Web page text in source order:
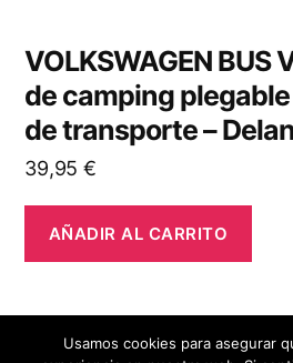
VOLKSWAGEN BUS
de camping
de transporte –
39,95 €
AÑADIR AL CARRITO
Usamos cookies para asegurar